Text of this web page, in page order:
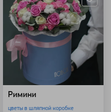
Римини
цветы в шляпной коробке